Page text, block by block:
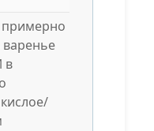
примерно
варенье
в